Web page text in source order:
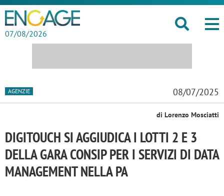
07/08/2026
AGENZIE 08/07/2025
di Lorenzo Mosciatti
DIGITOUCH SI AGGIUDICA I LOTTI 2 E 3
DELLA GARA CONSIP PER I SERVIZI DI DATA
MANAGEMENT NELLA PA